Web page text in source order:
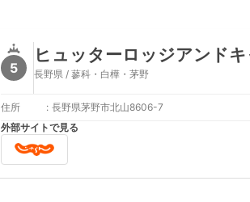
5
ヒュッターロッジアンド
長野県 / 蓼科・白樺・茅野
住所 : 長野県茅野市北山8606-7
外部サイトで見る